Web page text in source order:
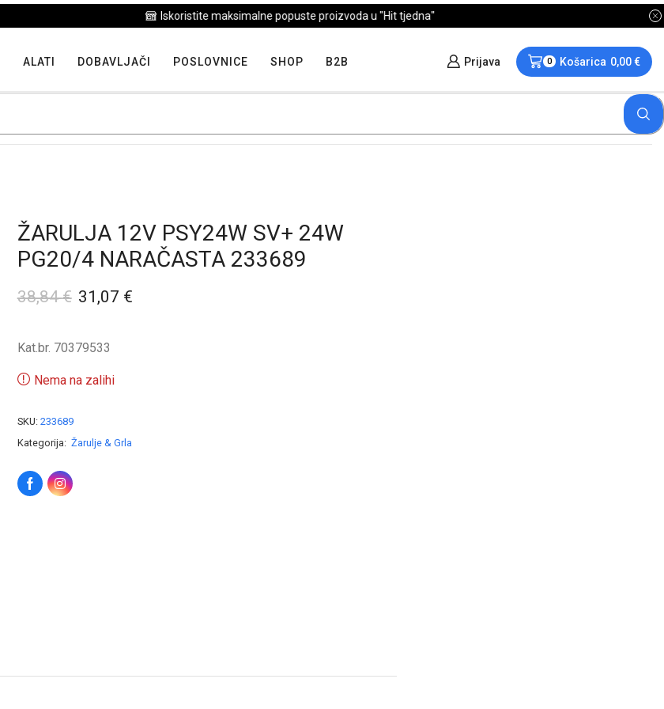
Iskoristite maksimalne popuste proizvoda u "Hit tjedna"
ALATI DOBAVLJAČI POSLOVNICE SHOP B2B Prijava 0 Košarica 0,00€
ŽARULJA 12V PSY24W SV+ 24W
PG20/4 NARAČASTA 233689
38,84€ 31,07 €
Kat.br. 70379533
Nema na zalihi
SKU: 233689
Kategorija: Žarulje & Grla